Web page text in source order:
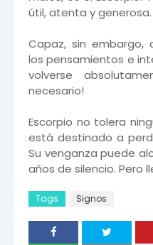
útil, atenta y generosa.
Capaz, sin embargo,
los pensamientos e
volverse
necesario!
Escorpio no tolera
está destinado a
Su venganza puede
años de silencio. Pero
Tags Signos